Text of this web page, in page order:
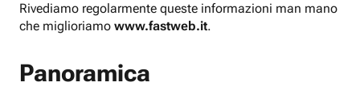
Rivediamo regolarmente queste informazioni man mano
che miglioriamo www.fastweb.it.
Panoramica